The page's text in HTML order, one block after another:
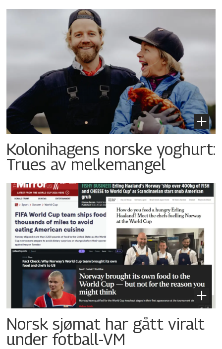
Kolonihagens norske yoghurt:
Trues av melkemangel
Norsk sjømat har gått viralt
under fotball-VM